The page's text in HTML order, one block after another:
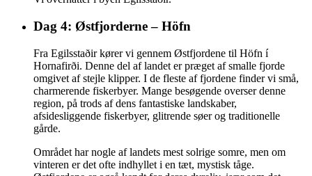
Dag 4: Østfjorderne – Höfn
Fra Egilsstaðir kører vi gennem Østfjordene til Höfn í
Hornafirði. Denne del af landet er præget af smalle fjorde
omgivet af stejle klipper. I de fleste af fjordene finder vi små,
charmerende fiskerbyer. Mange besøgende overser denne
region, på trods af dens fantastiske landskaber,
afsidesliggende fiskerbyer, glitrende søer og traditionelle
gårde.
Området har nogle af landets mest solrige somre, men om
vinteren er det ofte indhyllet i en tæt, mystisk tåge.